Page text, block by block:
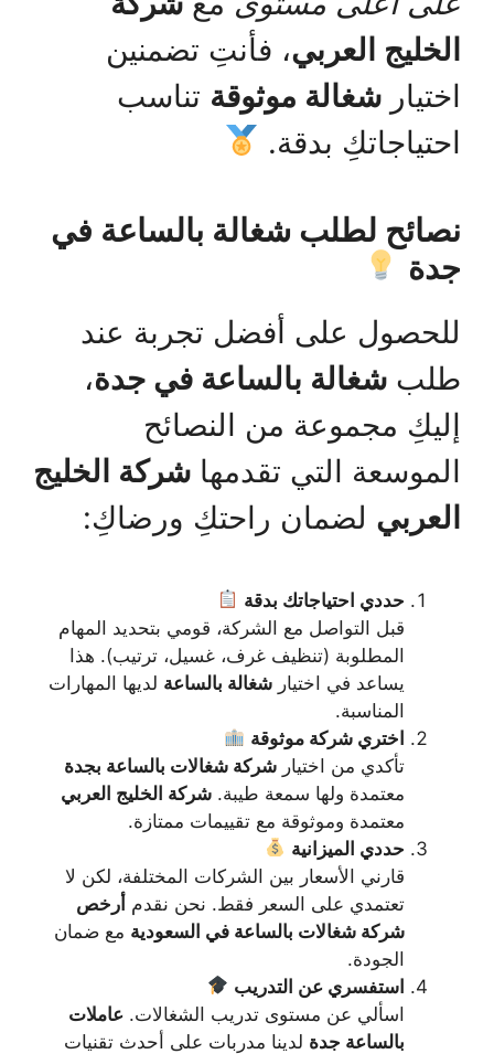
الخليج العربي، فأنتِ تضمنين
اختيار شغالة موثوقة تناسب
احتياجاتكِ بدقة.
نصائح لطلب شغالة بالساعة في
جدة
للحصول على أفضل تجربة عند
طلب شغالة بالساعة في جدة،
إليكِ مجموعة من النصائح
الموسعة التي تقدمها شركة الخليج
العربي لضمان راحتكِ ورضاكِ:
حددي احتياجاتك بدقة
قبل التواصل مع الشركة، قومي بتحديد المهام
المطلوبة (تنظيف غرف، غسيل، ترتيب). هذا
يساعد في اختيار شغالة بالساعة لديها المهارات
المناسبة.
اختري شركة موثوقة
تأكدي من اختيار شركة شغالات بالساعة بجدة
معتمدة ولها سمعة طيبة. شركة الخليج العربي
معتمدة وموثوقة مع تقييمات ممتازة.
حددي الميزانية
قارني الأسعار بين الشركات المختلفة، لكن لا
تعتمدي على السعر فقط. نحن نقدم أرخص
شركة شغالات بالساعة في السعودية مع ضمان
الجودة.
استفسري عن التدريب
اسألي عن مستوى تدريب الشغالات. عاملات
بالساعة جدة لدينا مدربات على أحدث تقنيات